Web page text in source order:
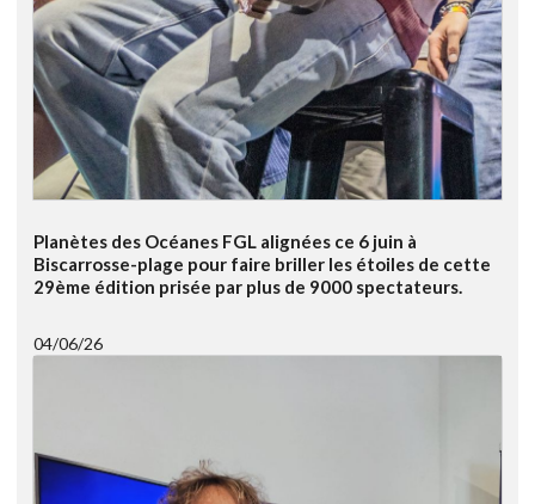
Planètes des Océanes FGL alignées ce 6 juin à
Biscarrosse-plage pour faire briller les étoiles de cette
29ème édition prisée par plus de 9000 spectateurs.
04/06/26